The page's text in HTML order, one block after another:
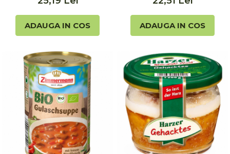
ADAUGA IN COS ADAUGA IN COS